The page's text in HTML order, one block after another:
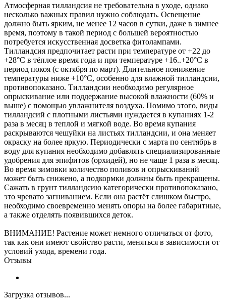
Атмосферная тилландсия не требовательна в уходе, однако
несколько важных правил нужно соблюдать. Освещение
должно быть ярким, не менее 12 часов в сутки, даже в зимнее
время, поэтому в такой период с большей вероятностью
потребуется искусственная досветка фитолампами.
Тилландсия предпочитает расти при температуре от +22 до
+28°С в тёплое время года и при температуре +16..+20°С в
период покоя (с октября по март). Длительное понижение
температуры ниже +10°С, особенно для влажной тилландсии,
противопоказано. Тилландсии необходимо регулярное
опрыскивание или поддержание высокой влажности (60% и
выше) с помощью увлажнителя воздуха. Помимо этого, виды
тилландсий с плотными листьями нуждается в купаниях 1-2
раза в месяц в теплой и мягкой воде. Во время купания
раскрываются чешуйки на листьях тилландсии, и она меняет
окраску на более яркую. Периодически с марта по сентябрь в
воду для купания необходимо добавлять специализированные
удобрения для эпифитов (орхидей), но не чаще 1 раза в месяц.
Во время зимовки количество поливов и опрыскиваний
может быть снижено, а подкормки должны быть прекращены.
Сажать в грунт тилландсию категорически противопоказано,
это чревато загниванием. Если она растёт слишком быстро,
необходимо своевременно менять опоры на более габаритные,
а также отделять появившихся деток.
ВНИМАНИЕ! Растение может немного отличаться от фото,
так как они имеют свойство расти, меняться в зависимости от
условий ухода, времени года.
Отзывы
Загрузка отзывов...